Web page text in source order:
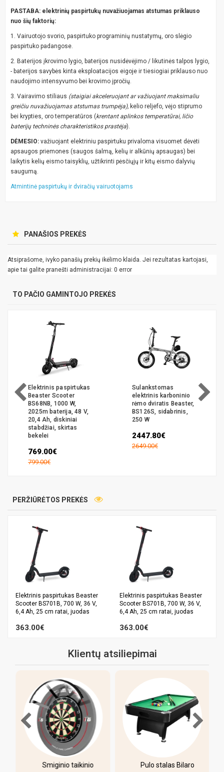
PASTABA: elektrinių paspirtukų nuvažiuojamas atstumas priklauso
nuo šių faktorių:
1. Vairuotojo svorio, paspirtuko programinių nustatymų, oro slėgio
paspirtuko padangose.
2. Baterijos įkrovimo lygio, baterijos nusidėvėjimo / likutinės talpos lygio,
- baterijos savybės kinta eksploatacijos eigoje ir tiesiogiai priklauso nuo
naudojimo intensyvumo bei krovimo įpročių.
3. Vairavimo stiliaus (staigiai akceleruojant ar važiuojant maksimaliu
greičiu nuvažiuojamas atstumas trumpėja), kelio reljefo, vėjo stiprumo
bei krypties, oro temperatūros (krentant aplinkos temperatūrai, ličio
baterijų techninės charakteristikos prastėja).
DĖMESIO: važiuojant elektriniu paspirtuku privaloma visuomet dėvėti
apsaugos priemones (saugos šalmą, kelių ir alkūnių apsaugas) bei
laikytis kelių eismo taisyklių, užtikrinti pėsčiųjų ir kitų eismo dalyvių
saugumą.
Atmintinė paspirtukų ir dviračių vairuotojams
PANAŠIOS PREKĖS
Atsiprašome, ivyko panašių prekių ikėlimo klaida. Jei rezultatas kartojasi,
apie tai galite pranešti administracijai: 0 error
TO PAČIO GAMINTOJO PREKĖS
Elektrinis paspirtukas
Beaster Scooter
BS68NB, 1000 W,
2025m baterija, 48 V,
20,4 Ah, diskiniai
stabdžiai, skirtas
bekelei
769.00€
799.00€
Sulankstomas
elektrinis karboninio
rėmo dviratis Beaster,
BS126S, sidabrinis,
250 W
2447.80€
2649.00€
PERŽIŪRĖTOS PREKĖS
Elektrinis paspirtukas Beaster
Scooter BS701B, 700 W, 36 V,
6,4 Ah, 25 cm ratai, juodas
363.00€
Elektrinis paspirtukas Beaster
Scooter BS701B, 700 W, 36 V,
6,4 Ah, 25 cm ratai, juodas
363.00€
Klientų atsiliepimai
Smiginio taikinio
Pulo stalas Bilaro